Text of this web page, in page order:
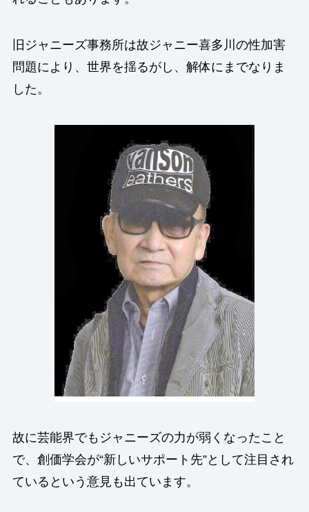
旧ジャニーズ事務所は故ジャニー喜多川の性加害
問題により、世界を揺るがし、解体にまでなりま
した。
故に芸能界でもジャニーズの力が弱くなったこと
で、創価学会が“新しいサポート先”として注目され
ているという意見も出ています。